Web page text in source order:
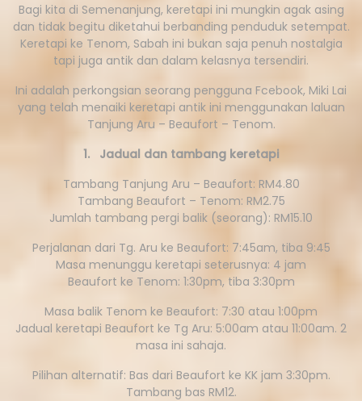
Bagi kita di Semenanjung, keretapi ini mungkin agak asing
dan tidak begitu diketahui berbanding penduduk setempat.
Keretapi ke Tenom, Sabah ini bukan saja penuh nostalgia
tapi juga antik dan dalam kelasnya tersendiri.
Ini adalah perkongsian seorang pengguna Fcebook, Miki Lai
yang telah menaiki keretapi antik ini menggunakan laluan
Tanjung Aru – Beaufort – Tenom.
1. Jadual dan tambang keretapi
Tambang Tanjung Aru – Beaufort: RM4.80
Tambang Beaufort – Tenom: RM2.75
Jumlah tambang pergi balik (seorang): RM15.10
Perjalanan dari Tg. Aru ke Beaufort: 7:45am, tiba 9:45
Masa menunggu keretapi seterusnya: 4 jam
Beaufort ke Tenom: 1:30pm, tiba 3:30pm
Masa balik Tenom ke Beaufort: 7:30 atau 1:00pm
Jadual keretapi Beaufort ke Tg Aru: 5:00am atau 11:00am. 2
masa ini sahaja.
Pilihan alternatif: Bas dari Beaufort ke KK jam 3:30pm.
Tambang bas RM12.